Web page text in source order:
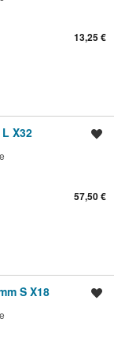
13,25 €
X32
57,50 €
S X18